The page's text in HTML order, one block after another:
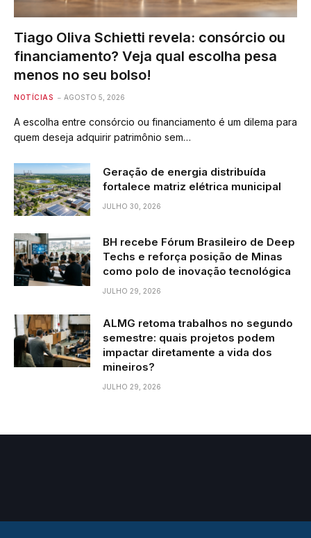
Tiago Oliva Schietti revela: consórcio ou
financiamento? Veja qual escolha pesa
menos no seu bolso!
NOTÍCIAS AGOSTO 5, 2026
A escolha entre consórcio ou financiamento é um dilema para
quem deseja adquirir patrimônio sem…
Geração de energia distribuída
fortalece matriz elétrica municipal
JULHO 30, 2026
BH recebe Fórum Brasileiro de Deep
Techs e reforça posição de Minas
como polo de inovação tecnológica
JULHO 29, 2026
ALMG retoma trabalhos no segundo
semestre: quais projetos podem
impactar diretamente a vida dos
mineiros?
JULHO 29, 2026